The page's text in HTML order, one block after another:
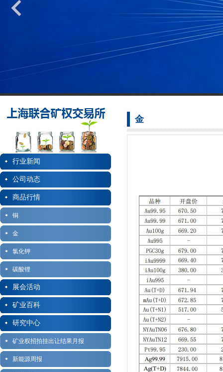
行业新闻
公司动态
商品行情
铜
金
氯化钾
碳酸锂
展会活动
矿业百科
研究中心
矿业权招拍挂出让结果月报
新能源周报
金